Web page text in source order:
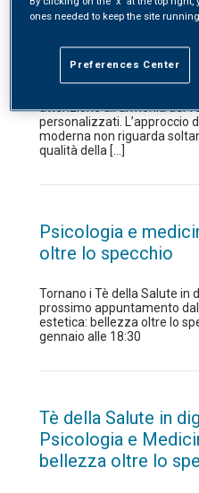
Medicina Estetica
Presso la sede SYNLAB
nuovo ambulatorio di
dedicato alla cura della
attenzione all’armonia del
personalizzati. L’approccio
moderna non riguarda
qualità della […]
Psicologia e
oltre lo specchio
Tornano i Tè della Salute in
prossimo appuntamento
estetica: bellezza oltre lo
gennaio alle 18:30
Tè della Salute in
Psicologia e
bellezza oltre lo
ones needed to keep the site
Preferences Center